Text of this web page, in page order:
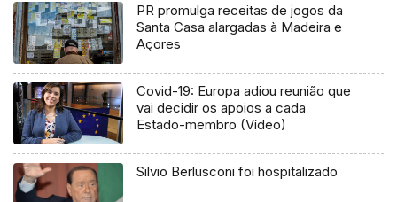
PR promulga receitas de jogos da
Santa Casa alargadas à Madeira e
Açores
Covid-19: Europa adiou reunião que
vai decidir os apoios a cada
Estado-membro (Vídeo)
Silvio Berlusconi foi hospitalizado